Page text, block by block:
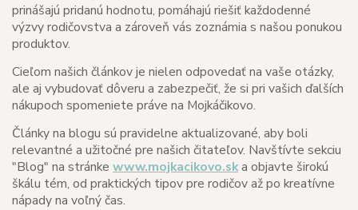
prinášajú pridanú hodnotu, pomáhajú riešiť každodenné
výzvy rodičovstva a zároveň vás zoznámia s našou ponukou
produktov.
Cieľom našich článkov je nielen odpovedať na vaše otázky,
ale aj vybudovať dôveru a zabezpečiť, že si pri vašich ďalších
nákupoch spomeniete práve na Mojkáčikovo.
Články na blogu sú pravidelne aktualizované, aby boli
relevantné a užitočné pre našich čitateľov. Navštívte sekciu
"Blog" na stránke www.mojkacikovo.ska objavte širokú
škálu tém, od praktických tipov pre rodičov až po kreatívne
nápady na voľný čas.